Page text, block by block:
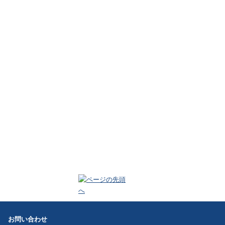
お問い合わせ